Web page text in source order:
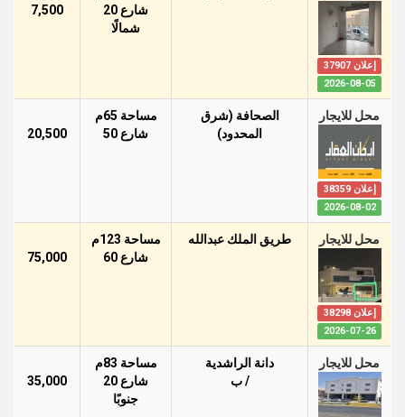
إعلان 37907
2026-08-05
شارع 20
شمالًا
7,500
محل للايجار
إعلان 38359
2026-08-02
الصحافة (شرق
المحدود)
مساحة 65م
شارع 50
20,500
محل للايجار
إعلان 38298
2026-07-26
طريق الملك عبدالله
مساحة 123م
شارع 60
75,000
محل للايجار
دانة الراشدية
/ ب
مساحة 83م
شارع 20
جنوبًا
35,000